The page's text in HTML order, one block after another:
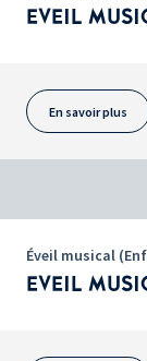
EVEIL
En savoir plus
Éveil musical
EVEIL